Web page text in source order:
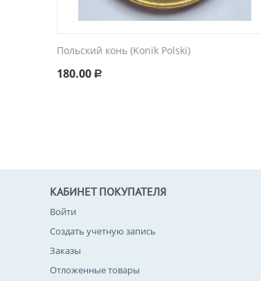
Польский конь (Konik Polski)
180.00 Р
КАБИНЕТ ПОКУПАТЕЛЯ
Войти
Создать учетную запись
Заказы
Отложенные товары